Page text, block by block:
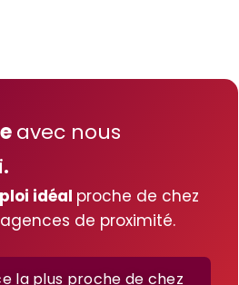
avec nous
.
idéal proche de chez
de proximité.
la plus proche de chez